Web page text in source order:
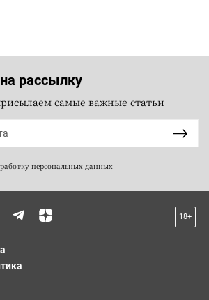
рассылку
самые важные статьи
персональных данных
18+